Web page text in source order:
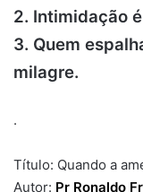
2. Intimidação
3. Quem
milagre.
.
Título: Quando a
Autor: Pr Ronaldo